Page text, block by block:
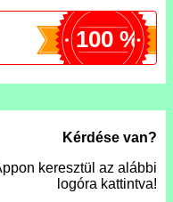
100 %
Kérdése van?
keresztül az alábbi
logóra kattintva!